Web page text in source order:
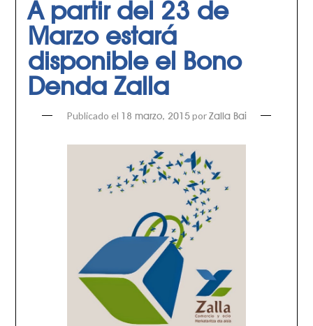
A partir del 23 de
Marzo estará
disponible el Bono
Denda Zalla
Publicado el 18 marzo, 2015 por Zalla Bai